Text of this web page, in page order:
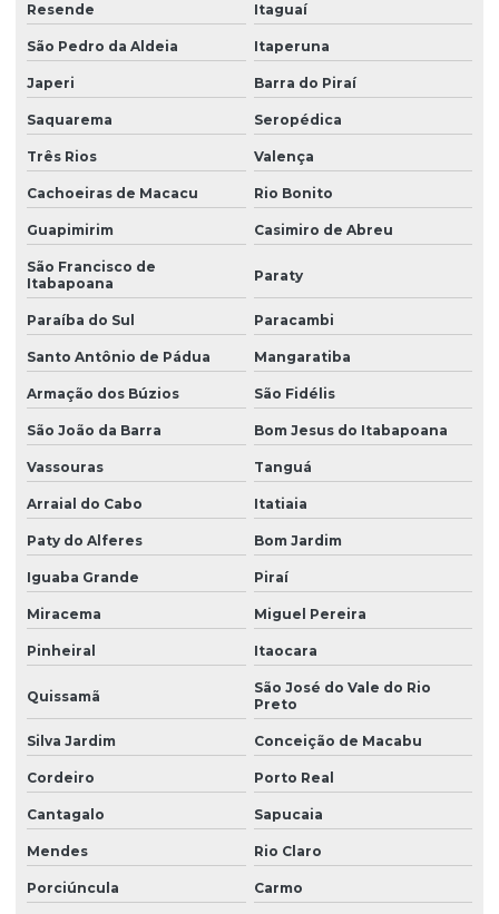
Torre resfriamento manutenção
Torre de resfriamento preço
Torre de resfriamento simples
Torre de resfriamento sistema fechado
Torre de resfriamento usada preço
Torre de resfriamento usada a venda
Torre resfriamento vettor
Torres de refrigeração industrial
Venda de retentor de gotas
Visita técnica em torres de resfriamento
Resende Itaguaí
São Pedro da Aldeia Itaperuna
Japeri Barra do Piraí
Saquarema Seropédica
Três Rios Valença
Cachoeiras de Macacu Rio Bonito
Guapimirim Casimiro de Abreu
São Francisco de
Itabapoana
Paraty
Paraíba do Sul Paracambi
Santo Antônio de Pádua Mangaratiba
Armação dos Búzios São Fidélis
São João da Barra Bom Jesus do Itabapoana
Vassouras Tanguá
Arraial do Cabo Itatiaia
Paty do Alferes Bom Jardim
Iguaba Grande Piraí
Miracema Miguel Pereira
Pinheiral Itaocara
Quissamã
São José do Vale do Rio
Preto
Silva Jardim Conceição de Macabu
Cordeiro Porto Real
Cantagalo Sapucaia
Mendes Rio Claro
Porciúncula Carmo